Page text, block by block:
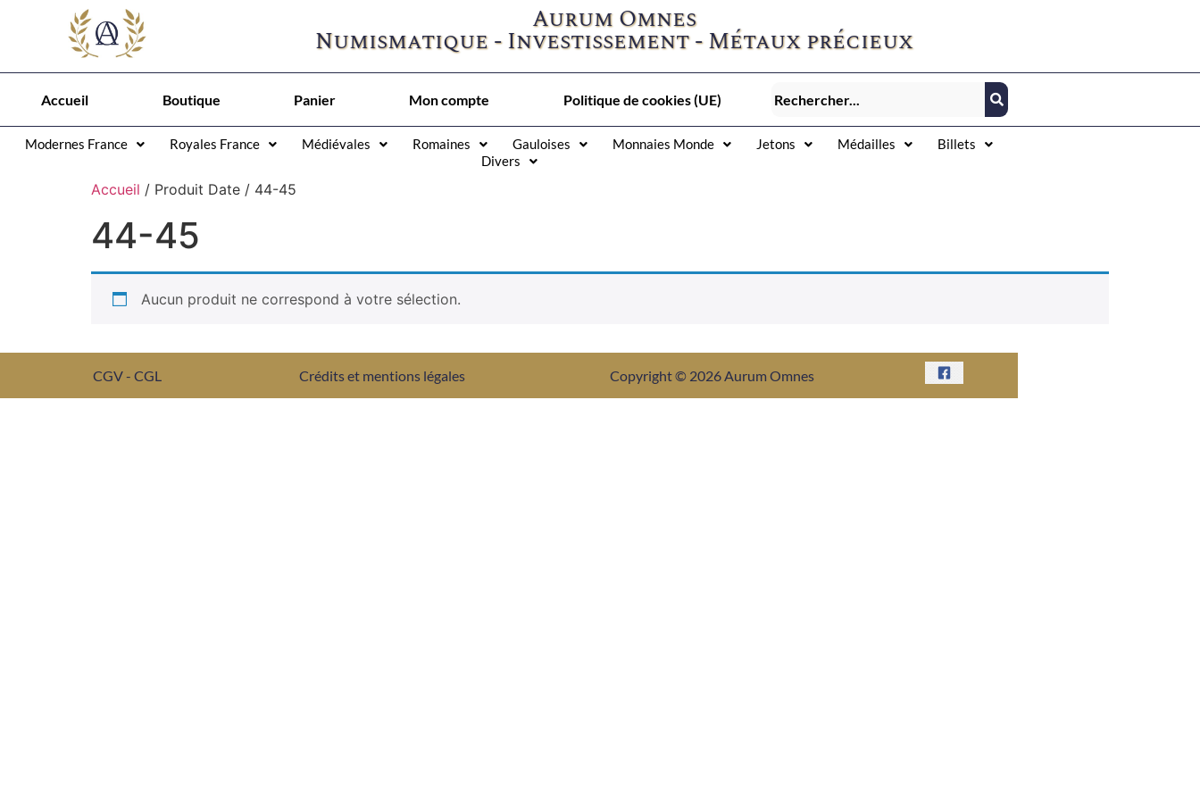
Aurum Omnes
Numismatique - Investissement - Métaux précieux
Accueil Boutique Panier Mon compte Politique de cookies (UE)
Modernes France Royales France Médiévales Romaines Gauloises Monnaies Monde Jetons Médailles
Billets
Divers
Accueil / Produit Date / 44-45
44-45
Aucun produit ne correspond à votre sélection.
CGV - CGL Crédits et mentions légales Copyright © 2026 Aurum Omnes